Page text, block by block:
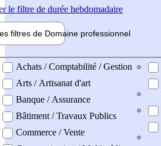
le filtre de durée hebdomadaire
filtres de Domaine professionnel
professionel
Achats / Comptabilité / Gestion
Arts / Artisanat d'art
Banque / Assurance
Bâtiment / Travaux Publics
Commerce / Vente